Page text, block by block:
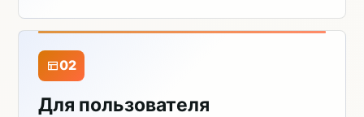
02
Для пользователя